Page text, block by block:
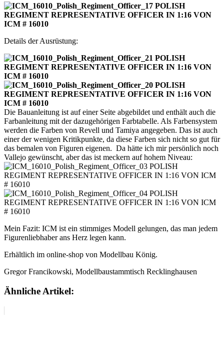
Details der Ausrüstung:
Die Bauanleitung ist auf einer Seite abgebildet und enthält auch die
Farbanleitung mit der dazugehörigen Farbtabelle. Als Farbensystem
werden die Farben von Revell und Tamiya angegeben. Das ist auch
einer der wenigen Kritikpunkte, da diese Farben sich nicht so gut für
das bemalen von Figuren eigenen. Da hätte ich mir persönlich noch
Vallejo gewünscht, aber das ist meckern auf hohem Niveau:
Mein Fazit: ICM ist ein stimmiges Modell gelungen, das man jedem
Figurenliebhaber ans Herz legen kann.
Erhältlich im online-shop von Modellbau König.
Gregor Francikowski, Modellbaustammtisch Recklinghausen
Ähnliche Artikel: